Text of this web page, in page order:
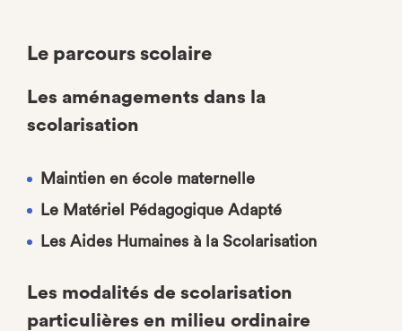
Le parcours scolaire
Les aménagements dans la
scolarisation
Maintien en école maternelle
Le Matériel Pédagogique Adapté
Les Aides Humaines à la Scolarisation
Les modalités de scolarisation
particulières en milieu ordinaire